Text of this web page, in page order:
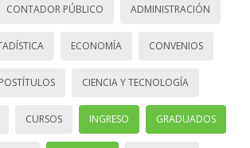
CONTADOR PÚBLICO ADMINISTRACIÓN
ECONOMÍA CONVENIOS
POSTÍTULOS CIENCIA Y TECNOLOGÍA
CURSOS INGRESO GRADUADOS